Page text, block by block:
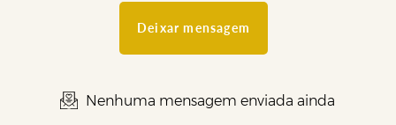
Deixar mensagem
Nenhuma mensagem enviada ainda